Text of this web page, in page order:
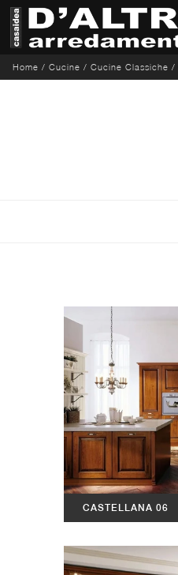
Home / Cucine / Cucine Classiche /
CASTELLANA 06